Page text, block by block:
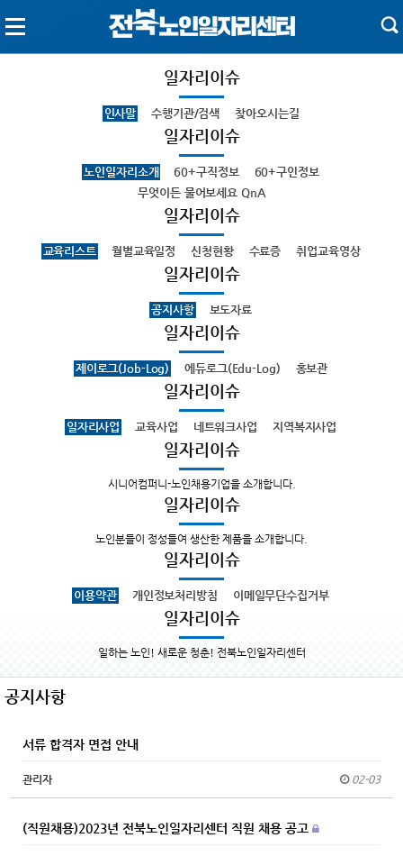
일자리이슈
인사말 수행기관/검색 찾아오시는길
일자리이슈
노인일자리소개 60+구직정보
60+구인정보
무엇이든 물어보세요 QnA
일자리이슈
교육리스트 월별교육일정 신청현황 수료증 취업교육영상
일자리이슈
공지사항 보도자료
일자리이슈
제이로그(Job-Log) 에듀로그(Edu-Log) 홍보관
일자리이슈
일자리사업 교육사업 네트워크사업 지역복지사업
일자리이슈
시니어컴퍼니-노인채용기업을 소개합니다.
일자리이슈
노인분들이 정성들여 생산한 제품을 소개합니다.
일자리이슈
이용약관 개인정보처리방침 이메일무단수집거부
일자리이슈
일하는 노인! 새로운 청춘! 전북노인일자리센터
공지사항
서류 합격자 면접 안내
관리자 02-03
(직원채용)2023년 전북노인일자리센터 직원 채용 공고